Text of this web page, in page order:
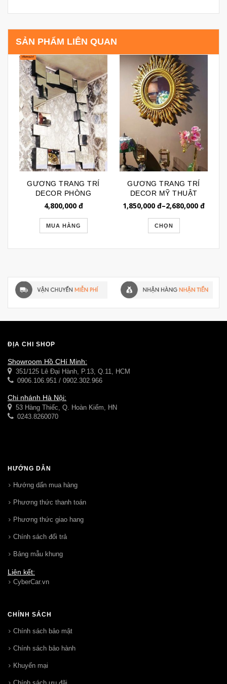
SẢN PHẨM LIÊN QUAN
GƯƠNG TRANG TRÍ
DECOR PHÒNG
KHÁCH TRANG
4,800,000đ
MUA HÀNG
GƯƠNG TRANG TRÍ
DECOR MỸ THUẬT
HỌA TIẾT MẶT TRỜI
1,850,000 đ–2,680,000 đ
CHỌN
ĐỊA CHỈ SHOP
Showroom Hồ CHí Minh:
351/125 Lê Đại Hành, P.13, Q.11, HCM
0906.106.951 / 0902.302.966
Chi nhánh Hà Nội:
53 Hàng Thiếc, Q. Hoàn Kiếm, HN
0243.8260070
HƯỚNG DẪN
Hướng dẩn mua hàng
Phương thức thanh toán
Phương thức giao hang
Chính sách đổi trả
Bảng mẫu khung
Liên kết:
CyberCar.vn
CHÍNH SÁCH
Chính sách bảo mật
Chính sách bảo hành
Khuyến mại